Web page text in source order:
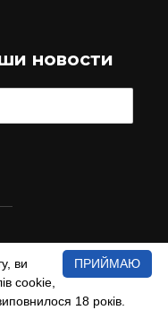
новости
обов'язкове пряме
на сайт
ПРИЙМАЮ
ви
cookie,
18 років.